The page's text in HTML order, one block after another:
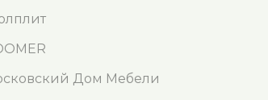
Дом Мебели